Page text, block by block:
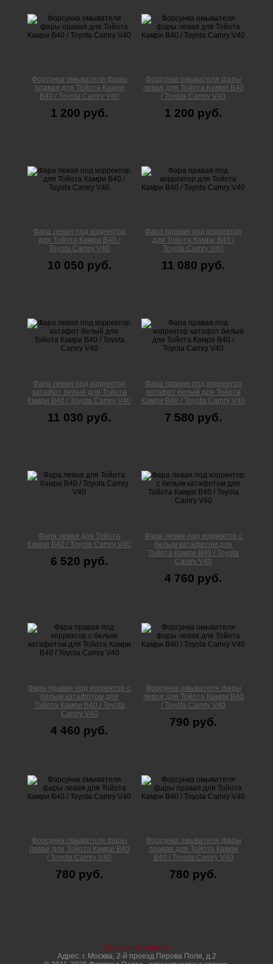
Форсунка омывателя фары
правая для Тойота Камри
В40 / Toyota Camry V40
1 200 руб.
Форсунка омывателя фары
левая для Тойота Камри В40
/ Toyota Camry V40
1 200 руб.
Фара левая под корректор
для Тойота Камри В40 /
Toyota Camry V40
10 050 руб.
Фара правая под корректор
для Тойота Камри В40 /
Toyota Camry V40
11 080 руб.
Фара левая под корректор
катафот белый для Тойота
Камри В40 / Toyota Camry V40
11 030 руб.
Фара правая под корректор
катафот белый для Тойота
Камри В40 / Toyota Camry V40
7 580 руб.
Фара левая для Тойота
Камри В40 / Toyota Camry V40
6 520 руб.
Фара левая под корректор с
белым катафотом для
Тойота Камри В40 / Toyota
Camry V40
4 760 руб.
Фара правая под корректор с
белым катафотом для
Тойота Камри В40 / Toyota
Camry V40
4 460 руб.
Форсунка омывателя фары
левая для Тойота Камри В40
/ Toyota Camry V40
790 руб.
Форсунка омывателя фары
левая для Тойота Камри В40
/ Toyota Camry V40
780 руб.
Форсунка омывателя фары
правая для Тойота Камри
В40 / Toyota Camry V40
780 руб.
Публичная оферта
Адрес: г. Москва, 2-й проезд Перова Поля, д.2